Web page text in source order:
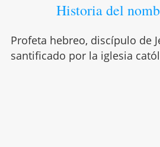
Historia del
Profeta hebreo, discípulo de
santificado por la iglesia